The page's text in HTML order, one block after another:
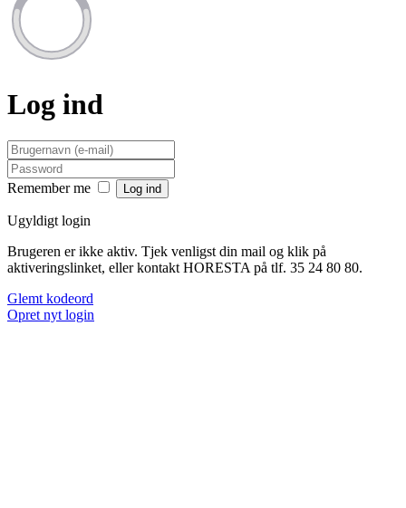
Log ind
Remember me
Ugyldigt login
Brugeren er ikke aktiv. Tjek venligst din mail og klik på
aktiveringslinket, eller kontakt HORESTA på tlf. 35 24 80 80.
Glemt kodeord
Opret nyt login